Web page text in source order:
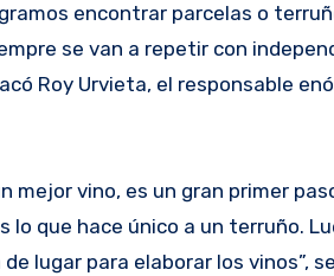
encontrar parcelas o
se van a repetir con
Roy Urvieta, el responsable
mejor vino, es un gran primer
que hace único a un terruño.
lugar para elaborar los vinos”,